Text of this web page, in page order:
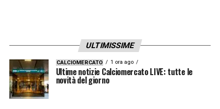
ULTIMISSIME
CALCIOMERCATO 1 ora ago
Ultime notizie Calciomercato LIVE: tutte le
novità del giorno